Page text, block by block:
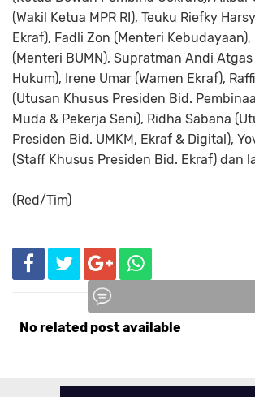
(Wakil Ketua MPR RI), Teuku Riefky
Ekraf), Fadli Zon (Menteri
(Menteri BUMN), Supratman Andi
Hukum), Irene Umar (Wamen Ekraf),
(Utusan Khusus Presiden Bid.
Muda & Pekerja Seni), Ridha Sabana
Presiden Bid. UMKM, Ekraf & Digital),
(Staff Khusus Presiden Bid. Ekraf) dan
(Red/Tim)
No related post available